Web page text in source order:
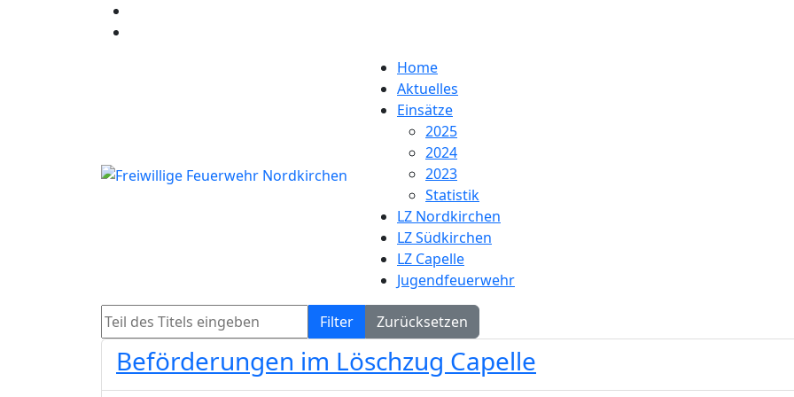
Home
Aktuelles
Einsätze
2025
2024
2023
Statistik
LZ Nordkirchen
LZ Südkirchen
LZ Capelle
Jugendfeuerwehr
Teil des Titels eingeben
Filter Zurücksetzen
Beförderungen im Löschzug Capelle